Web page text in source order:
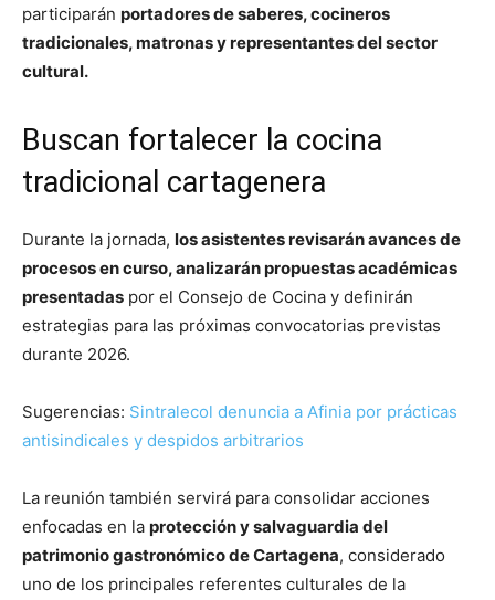
participarán portadores de saberes, cocineros
tradicionales, matronas y representantes del sector
cultural.
Buscan fortalecer la cocina
tradicional cartagenera
Durante la jornada, los asistentes revisarán avances de
procesos en curso, analizarán propuestas académicas
presentadas por el Consejo de Cocina y definirán
estrategias para las próximas convocatorias previstas
durante 2026.
Sugerencias: Sintralecol denuncia a Afinia por prácticas
antisindicales y despidos arbitrarios
La reunión también servirá para consolidar acciones
enfocadas en la protección y salvaguardia del
patrimonio gastronómico de Cartagena, considerado
uno de los principales referentes culturales de la